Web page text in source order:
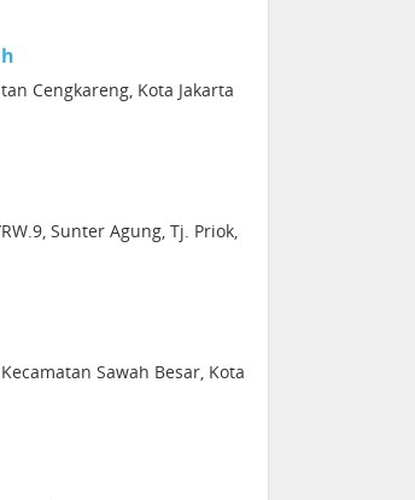
Cengkareng, Kota Jakarta
Sunter Agung, Tj. Priok,
Sawah Besar, Kota